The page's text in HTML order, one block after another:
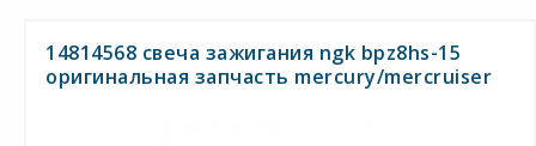
14814568 свеча зажигания ngk bpz8hs-15
оригинальная запчасть mercury/mercruiser